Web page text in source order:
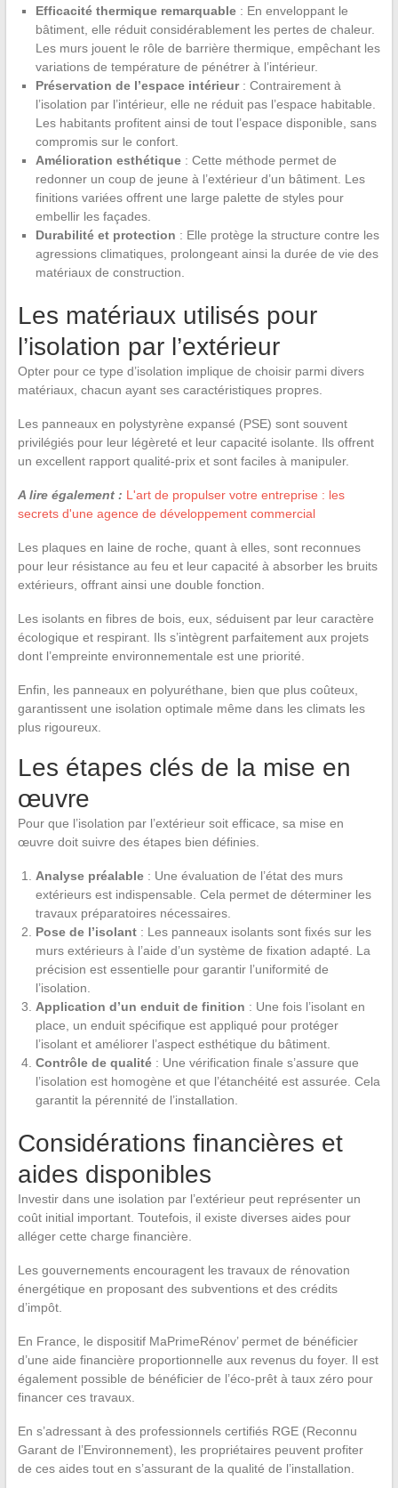
Efficacité thermique remarquable: En enveloppant le
bâtiment, elle réduit considérablement les pertes de chaleur.
Les murs jouent le rôle de barrière thermique, empêchant les
variations de température de pénétrer à l’intérieur.
Préservation de l’espace intérieur: Contrairement à
l’isolation par l’intérieur, elle ne réduit pas l’espace habitable.
Les habitants profitent ainsi de tout l’espace disponible, sans
compromis sur le confort.
Amélioration esthétique: Cette méthode permet de
redonner un coup de jeune à l’extérieur d’un bâtiment. Les
finitions variées offrent une large palette de styles pour
embellir les façades.
Durabilité et protection : Elle protège la structure contre les
agressions climatiques, prolongeant ainsi la durée de vie des
matériaux de construction.
Les matériaux utilisés pour
l’isolation par l’extérieur
Opter pour ce type d’isolation implique de choisir parmi divers
matériaux, chacun ayant ses caractéristiques propres.
Les panneaux en polystyrène expansé (PSE) sont souvent
privilégiés pour leur légèreté et leur capacité isolante. Ils offrent
un excellent rapport qualité-prix et sont faciles à manipuler.
A lire également : L'art de propulser votre entreprise : les
secrets d'une agence de développement commercial
Les plaques en laine de roche, quant à elles, sont reconnues
pour leur résistance au feu et leur capacité à absorber les bruits
extérieurs, offrant ainsi une double fonction.
Les isolants en fibres de bois, eux, séduisent par leur caractère
écologique et respirant. Ils s’intègrent parfaitement aux projets
dont l’empreinte environnementale est une priorité.
Enfin, les panneaux en polyuréthane, bien que plus coûteux,
garantissent une isolation optimale même dans les climats les
plus rigoureux.
Les étapes clés de la mise en
œuvre
Pour que l’isolation par l’extérieur soit efficace, sa mise en
œuvre doit suivre des étapes bien définies.
Analyse préalable: Une évaluation de l’état des murs
extérieurs est indispensable. Cela permet de déterminer les
travaux préparatoires nécessaires.
Pose de l’isolant: Les panneaux isolants sont fixés sur les
murs extérieurs à l’aide d’un système de fixation adapté. La
précision est essentielle pour garantir l’uniformité de
l’isolation.
Application d’un enduit de finition : Une fois l’isolant en
place, un enduit spécifique est appliqué pour protéger
l’isolant et améliorer l’aspect esthétique du bâtiment.
Contrôle de qualité: Une vérification finale s’assure que
l’isolation est homogène et que l’étanchéité est assurée. Cela
garantit la pérennité de l’installation.
Considérations financières et
aides disponibles
Investir dans une isolation par l’extérieur peut représenter un
coût initial important. Toutefois, il existe diverses aides pour
alléger cette charge financière.
Les gouvernements encouragent les travaux de rénovation
énergétique en proposant des subventions et des crédits
d’impôt.
En France, le dispositif MaPrimeRénov’ permet de bénéficier
d’une aide financière proportionnelle aux revenus du foyer. Il est
également possible de bénéficier de l’éco-prêt à taux zéro pour
financer ces travaux.
En s’adressant à des professionnels certifiés RGE (Reconnu
Garant de l’Environnement), les propriétaires peuvent profiter
de ces aides tout en s’assurant de la qualité de l’installation.